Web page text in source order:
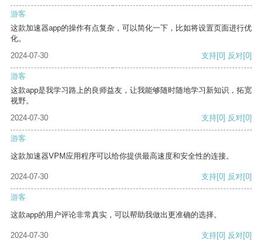
游客
这款加速器app的操作有点复杂，可以简化一下，比如将设置页面进行优
化。
2024-07-30
支持[0] 反对[0]
游客
这款app是我学习路上的良师益友，让我能够随时随地学习新知识，拓宽
视野。
2024-07-30
支持[0] 反对[0]
游客
这款加速器VPM应用程序可以给你提供最高速度和安全性的连接。
2024-07-30 支持[0] 反对[0]
游客
这款app的用户评论非常真实，可以帮助我做出更准确的选择。
2024-07-30 支持[0] 反对[0]